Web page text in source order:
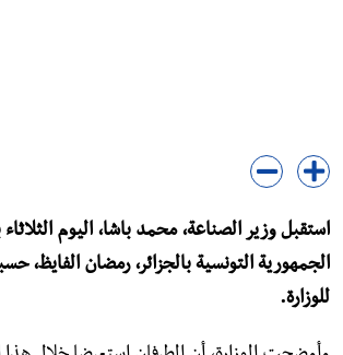
استقبل وزير الصناعة، محمد باشا، الیوم الثلاثاء
الجمھورية التونسیة بالجزائر، رمضان الفايظ،
للوزارة.